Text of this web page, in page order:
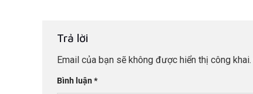
Trả lời
Email của bạn sẽ không được hiển thị công khai.
Bình luận*